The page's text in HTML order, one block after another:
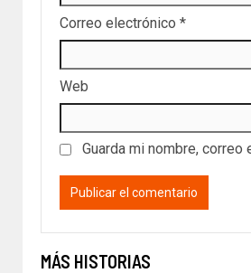
Correo electrónico *
Web
Guarda mi nombre,
MÁS HISTORIAS